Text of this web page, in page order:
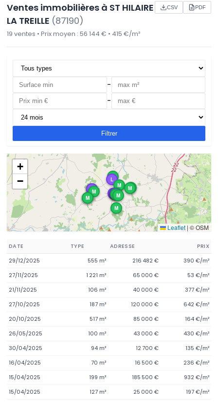
Ventes immobilières à ST HILAIRE
LA TREILLE (87190)
19 ventes • Prix moyen : 56 144 € • 415 €/m²
CSV PDF
-
-
Filtrer
DATE TYPE ADRESSE
PRIX
29/12/2025
555 m² 216 482 €
390 €/m²
27/11/2025
1 221 m² 65 000 €
53 €/m²
21/11/2025
106 m² 40 000 €
377 €/m²
27/10/2025
187 m² 120 000 €
642 €/m²
20/10/2025
517 m² 85 000 €
164 €/m²
26/05/2025
100 m² 43 000 €
430 €/m²
30/04/2025
94 m² 12 700 €
135 €/m²
16/04/2025
70 m² 16 500 €
236 €/m²
15/04/2025
199 m² 185 500 €
932 €/m²
15/04/2025
127 m² 25 000 € 197 €/m²
L
LM
M
LMM
M
M
M
M
M
M
M
M
M
L
M
L
+
−
Leaflet | © OSM